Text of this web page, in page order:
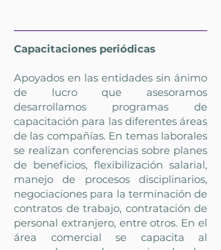
Capacitaciones periódicas
Apoyados en las entidades sin ánimo
de lucro que asesoramos
desarrollamos programas de
capacitación para las diferentes áreas
de las compañías. En temas laborales
se realizan conferencias sobre planes
de beneficios, flexibilización salarial,
manejo de procesos disciplinarios,
negociaciones para la terminación de
contratos de trabajo, contratación de
personal extranjero, entre otros. En el
área comercial se capacita al